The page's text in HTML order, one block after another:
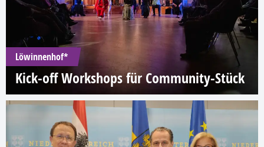
Löwinnenhof*
Kick-off Workshops für Community-Stück